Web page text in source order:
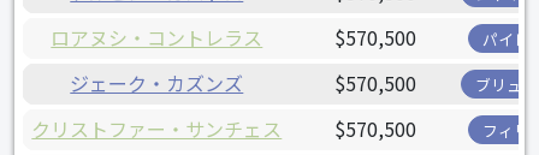
ロアヌシ・コントレラス $570,500 パイレ
ジェーク・カズンズ $570,500 ブリュ
クリストファー・サンチェス $570,500 フィリ